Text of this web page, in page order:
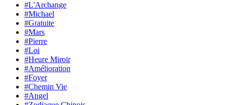
#L'Archange
#Michael
#Gratuite
#Mars
#Pierre
#Loi
#Heure Miroir
#Amélioration
#Foyer
#Chemin Vie
#Angel